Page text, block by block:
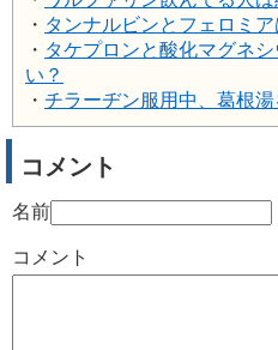
・ タンナルビンとフェロミア
・ タケプロンと酸化マグネ
い？
・ チラーヂン服用中、葛根
コメント
名前
コメント